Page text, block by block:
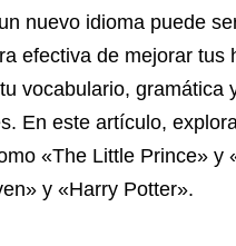
nuevo idioma puede
efectiva de mejorar tus
vocabulario, gramática
En este artículo,
«The Little Prince» y
y «Harry Potter».